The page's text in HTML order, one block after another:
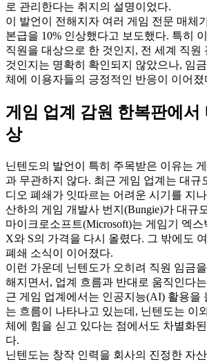
로 관리한다는 취지의 설명이었다.
이 발언이 전해지자 여러 게임 전문 매체
본급을 10% 인상했다고 보도했다. 특히
직원을 대상으로 한 것인지, 전 세계 직원
것인지는 명확히 확인되지 않았으나, 임
체에 이용자들의 긍정적인 반응이 이어졌
게임 업계 감원 한복판에서
상
닌텐도의 발언이 특히 주목받은 이유는
과 무관하지 않다. 최근 게임 업계는 대규
디오 폐쇄가 잇따르는 어려운 시기를 지
산하의 게임 개발사 번지(Bungie)가 대규
마이크로소프트(Microsoft)는 게임기 엑
X와 S의 가격을 다시 올렸다. 그 밖에도
폐쇄 소식이 이어졌다.
이런 가운데 닌텐도가 오히려 직원 임금
해지면서, 업계 흐름과 반대로 움직인다
근 게임 업계에서는 인공지능(AI) 활용을
는 흐름이 나타나고 있는데, 닌텐도는 이
체에 힘을 싣고 있다는 점에서도 차별화
다.
닌텐도는 창작 인력을 회사의 진정한 자